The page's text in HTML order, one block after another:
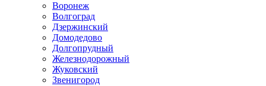
Воронеж
Волгоград
Дзержинский
Домодедово
Долгопрудный
Железнодорожный
Жуковский
Звенигород